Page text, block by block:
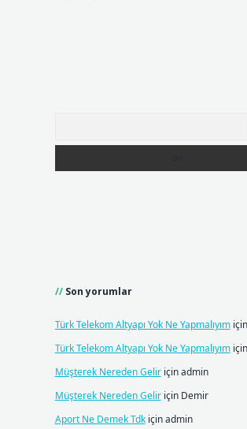
Son yorumlar
Türk Telekom Altyapı Yok Ne Yapmalıyımiçin
Türk Telekom Altyapı Yok Ne Yapmalıyımiçin
Müşterek Nereden Geliriçinadmin
Müşterek Nereden Geliriçin Demir
Aport Ne Demek Tdkiçinadmin